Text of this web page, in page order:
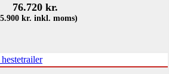
76.720 kr.
kr. inkl. moms)